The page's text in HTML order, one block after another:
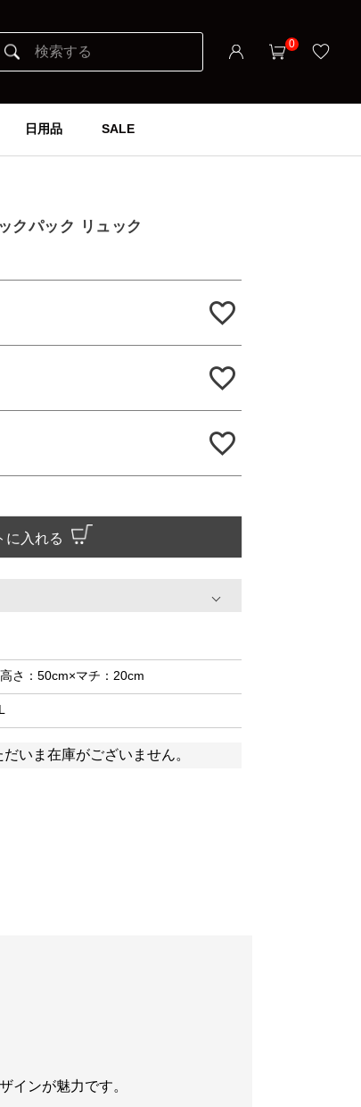
0
日用品 SALE
クパック リュック
に入れる
さ：50cm×マチ：20cm
いま在庫がございません。
インが魅力です。